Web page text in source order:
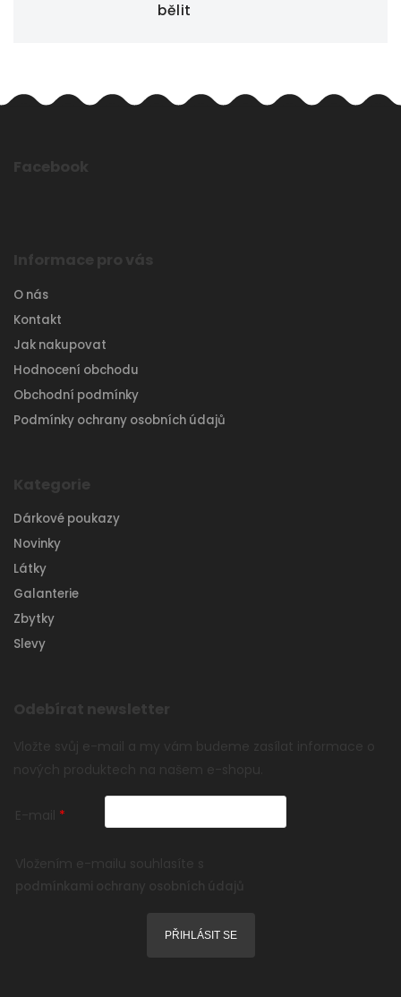
bělit
Facebook
Informace pro vás
O nás
Kontakt
Jak nakupovat
Hodnocení obchodu
Obchodní podmínky
Podmínky ochrany osobních údajů
Kategorie
Dárkové poukazy
Novinky
Látky
Galanterie
Zbytky
Slevy
Odebírat newsletter
Vložte svůj e-mail a my vám budeme zasílat informace o
nových produktech na našem e-shopu.
E-mail
Vložením e-mailu souhlasíte s
podmínkami ochrany osobních údajů
PŘIHLÁSIT SE